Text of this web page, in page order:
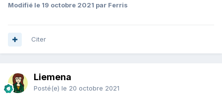
Modifié le 19 octobre 2021 par Ferris
Citer
Liemena
Posté(e) le 20 octobre 2021